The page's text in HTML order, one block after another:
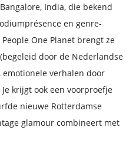
India, die bekend
en genre-
One Planet brengt ze
door de Nederlandse
emotionele verhalen door
krijgt ook een voorproefje
nieuwe Rotterdamse
glamour combineert met